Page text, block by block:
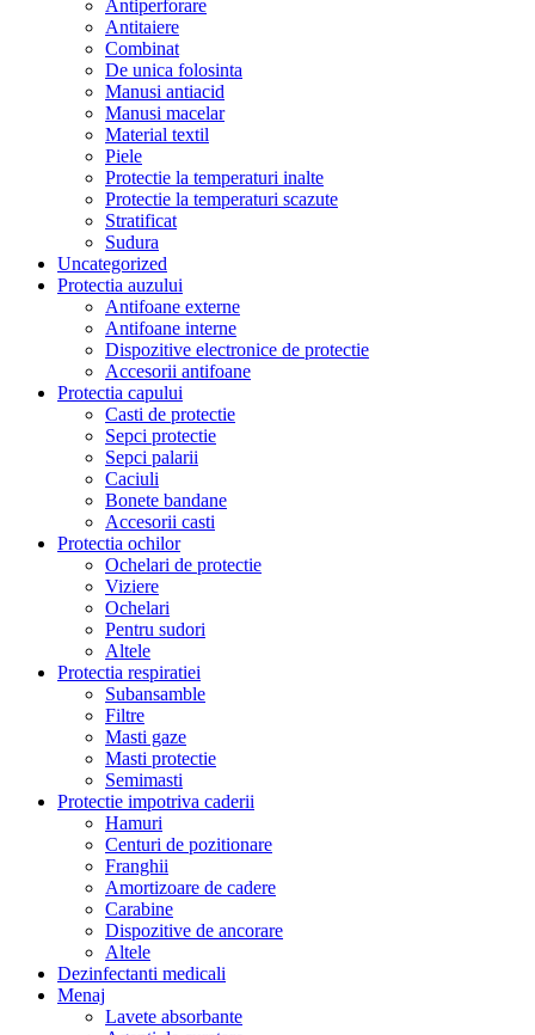
Antiperforare
Antitaiere
Combinat
De unica folosinta
Manusi antiacid
Manusi macelar
Material textil
Piele
Protectie la temperaturi inalte
Protectie la temperaturi scazute
Stratificat
Sudura
Uncategorized
Protectia auzului
Antifoane externe
Antifoane interne
Dispozitive electronice de protectie
Accesorii antifoane
Protectia capului
Casti de protectie
Sepci protectie
Sepci palarii
Caciuli
Bonete bandane
Accesorii casti
Protectia ochilor
Ochelari de protectie
Viziere
Ochelari
Pentru sudori
Altele
Protectia respiratiei
Subansamble
Filtre
Masti gaze
Masti protectie
Semimasti
Protectie impotriva caderii
Hamuri
Centuri de pozitionare
Franghii
Amortizoare de cadere
Carabine
Dispozitive de ancorare
Altele
Dezinfectanti medicali
Menaj
Lavete absorbante